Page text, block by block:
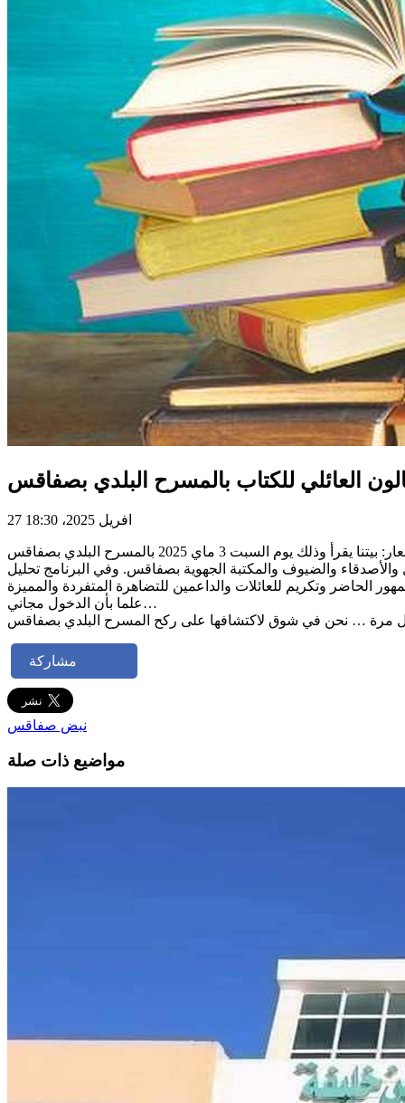
العائلي للكتاب بالمسرح البلدي بصفاقس
27 افريل 2025، 18:30
والضيوف والمكتبة الجهوية بصفاقس. وفي البرنامج تحليل
علما بأن الدخول مجاني…
مشاركة
نبض صفاقس
مواضيع ذات صلة